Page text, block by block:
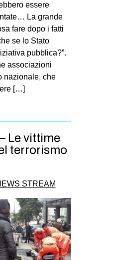
essere
La grande
fare dopo i fatti
se lo Stato
pubblica?”.
associazioni
nazionale, che
[…]
Le vittime
terrorismo
STREAM